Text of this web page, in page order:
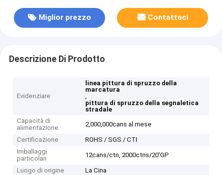
Miglior prezzo Contattaci
Descrizione Di Prodotto
Evidenziare
linea pittura di spruzzo della
marcatura
,
pittura di spruzzo della segnaletica
stradale
Capacità di
alimentazione
2,000,000cans al mese
Certificazione
ROHS / SGS / CTI
Imballaggi
particolari
12cans/ctn, 2000ctns/20'GP
Luogo di origine
La Cina